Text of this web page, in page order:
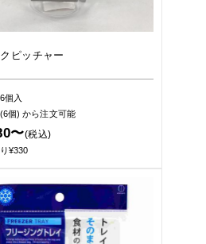
ピッチャー
個入
(6個)から注文可能
〜(税込)
¥330